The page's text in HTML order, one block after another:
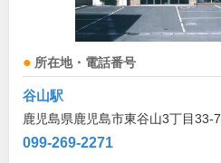
所在地・電話番号
谷山駅
鹿児島県鹿児島市東谷山3丁目33-7
099-269-2271